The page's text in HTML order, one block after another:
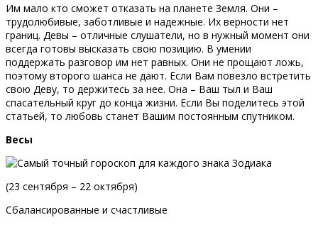
Им мало кто сможет отказать на планете Земля. Они –
трудолюбивые, заботливые и надежные. Их верности нет
границ. Девы – отличные слушатели, но в нужный момент они
всегда готовы высказать свою позицию. В умении
поддержать разговор им нет равных. Они не прощают ложь,
поэтому второго шанса не дают. Если Вам повезло встретить
свою Деву, то держитесь за нее. Она – Ваш тыл и Ваш
спасательный круг до конца жизни. Если Вы поделитесь этой
статьей, то любовь станет Вашим постоянным спутником.
Весы
(23 сентября – 22 октября)
Сбалансированные и счастливые